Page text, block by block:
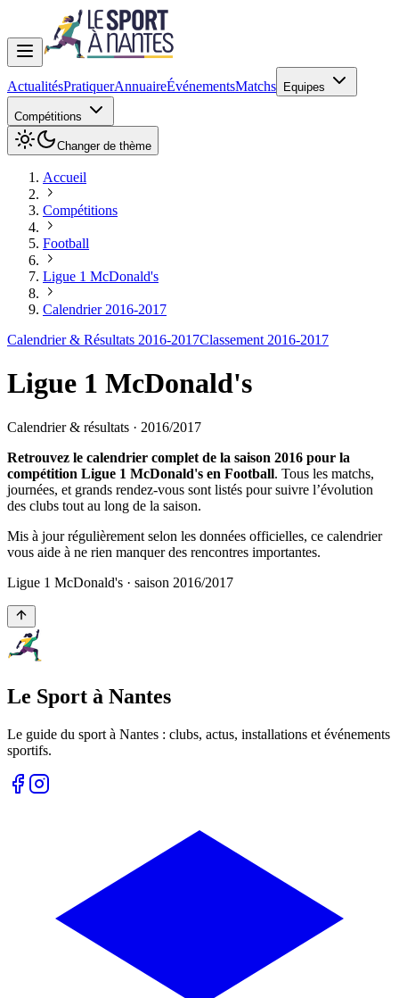
ActualitésPratiquerAnnuaireÉvénementsMatchs Equipes
Compétitions
Changer de thème
Accueil
Compétitions
Football
Ligue 1 McDonald's
Calendrier 2016-2017
Calendrier & Résultats 2016-2017Classement 2016-2017
Ligue 1 McDonald's
Calendrier & résultats · 2016/2017
Retrouvez le calendrier complet de la saison 2016 pour la
compétition Ligue 1 McDonald's en Football. Tous les matchs,
journées, et grands rendez-vous sont listés pour suivre l’évolution
des clubs tout au long de la saison.
Mis à jour régulièrement selon les données officielles, ce calendrier
vous aide à ne rien manquer des rencontres importantes.
Ligue 1 McDonald's · saison 2016/2017
Le Sport à Nantes
Le guide du sport à Nantes : clubs, actus, installations et événements
sportifs.